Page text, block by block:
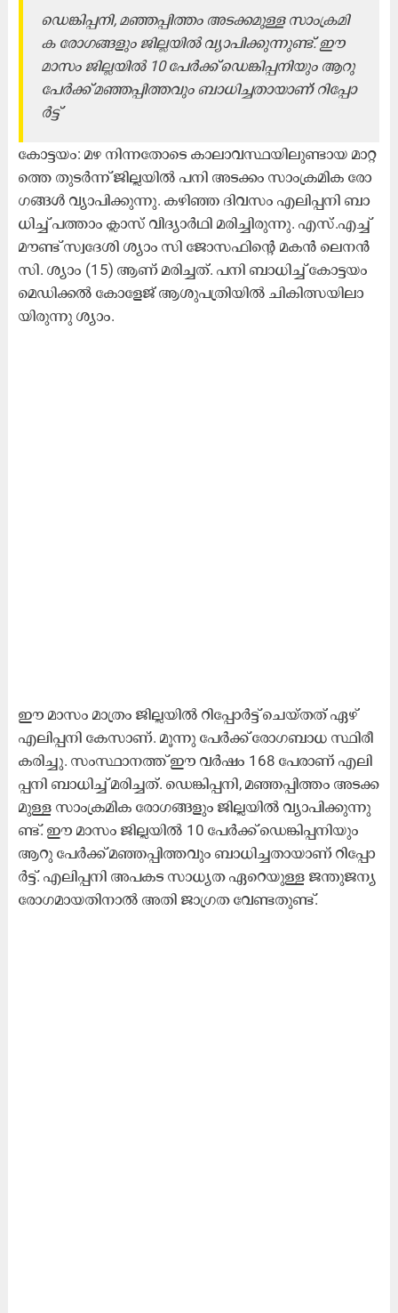
ഡെ​ങ്കി​പ്പ​നി, മ​ഞ്ഞ​​പ്പി​ത്തം അ​ട​ക്ക​മു​ള്ള സാം​ക്ര​മി​
ക രോ​ഗ​ങ്ങ​ളും ജി​ല്ല​യി​ൽ വ്യാ​പി​ക്കു​ന്നു​ണ്ട്. ഈ ​
മാ​സം ജി​ല്ല​യി​ൽ 10 പേ​ർ​ക്ക്​ ഡെ​ങ്കി​പ്പ​നി​യും ആ​റു
പേ​ർ​ക്ക്​​ മ​ഞ്ഞ​പ്പി​ത്ത​വും ബാ​ധി​ച്ച​താ​യാ​ണ്​ റി​പ്പോ​
ർ​ട്ട്​
കോ​ട്ട​യം: മ​ഴ നി​ന്ന​തോ​ടെ കാ​ലാ​വ​സ്ഥ​യി​ലു​ണ്ടാ​യ മാ​റ്റ​
ത്തെ തു​ട​ർ​ന്ന് ജി​ല്ല​യി​ൽ പ​നി അ​ട​ക്കം സാം​ക്ര​മി​ക രോ​
ഗ​ങ്ങ​ൾ വ്യാ​പി​ക്കു​ന്നു. ക​ഴി​ഞ്ഞ ദി​വ​സം എ​ലി​പ്പ​നി ബാ​
ധി​ച്ച്​ പ​ത്താം ക്ലാ​സ്​ വി​ദ്യാ​ർ​ഥി മ​രി​ച്ചി​രു​ന്നു. എ​സ്.​എ​ച്ച്
മൗ​ണ്ട് സ്വ​ദേ​ശി ശ്യാം ​സി ജോ​സ​ഫി​ന്റെ മ​ക​ൻ ലെ​ന​ൻ
സി. ​ശ്യാം (15) ആ​ണ് മ​രി​ച്ച​ത്. പ​നി ബാ​ധി​ച്ച് കോ​ട്ട​യം
മെ​ഡി​ക്ക​ൽ കോ​ളേ​ജ് ആ​ശു​പ​ത്രി​യി​ൽ ചി​കി​ത്സ​യി​ലാ​
യി​രു​ന്നു ശ്യാം. ​
ഈ മാ​സം മാ​ത്രം ജി​ല്ല​യി​ൽ റി​പ്പോ​ർ​ട്ട്​ ചെ​യ്ത​ത്​ ഏ​ഴ്​
എ​ലി​പ്പ​നി കേ​സാ​ണ്. മൂ​ന്നു പേ​ർ​ക്ക്​ രോ​ഗ​ബാ​ധ സ്ഥി​രീ​
ക​രി​ച്ചു. സം​സ്ഥാ​ന​ത്ത്​ ഈ ​വ​ർ​ഷം 168 പേ​രാ​ണ്​ എ​ലി​
പ്പ​നി ബാ​ധി​ച്ച്​ മ​രി​ച്ച​ത്. ഡെ​ങ്കി​പ്പ​നി, മ​ഞ്ഞ​​പ്പി​ത്തം അ​ട​ക്ക​
മു​ള്ള സാം​ക്ര​മി​ക രോ​ഗ​ങ്ങ​ളും ജി​ല്ല​യി​ൽ വ്യാ​പി​ക്കു​ന്നു​
ണ്ട്. ഈ ​മാ​സം ജി​ല്ല​യി​ൽ 10 പേ​ർ​ക്ക്​ ഡെ​ങ്കി​പ്പ​നി​യും
ആ​റു പേ​ർ​ക്ക്​​ മ​ഞ്ഞ​പ്പി​ത്ത​വും ബാ​ധി​ച്ച​താ​യാ​ണ്​ റി​പ്പോ​
ർ​ട്ട്​. എ​ലി​പ്പ​നി അ​പ​ക​ട സാ​ധ്യ​ത ഏ​റെ​യു​ള്ള ജ​ന്തു​ജ​ന്യ
രോ​ഗ​മാ​യ​തി​നാ​ൽ അ​തി ജാ​ഗ്ര​ത വേ​ണ്ട​തു​ണ്ട്.